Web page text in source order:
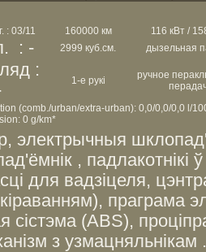
: 03/11 160000 км 116 кВт /
: - 2999 куб.см. дызельная
:
1-е рукі
ручное
(comb./urban/extra-urban): 0,0/0,0/0,0 l/
0 g/km*
электрычныя
, падлакотнікі
для вадзіцеля,
праграма
сістэма (ABS),
з узмацняльнікам